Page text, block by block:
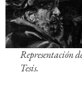
Representación
Tesis.